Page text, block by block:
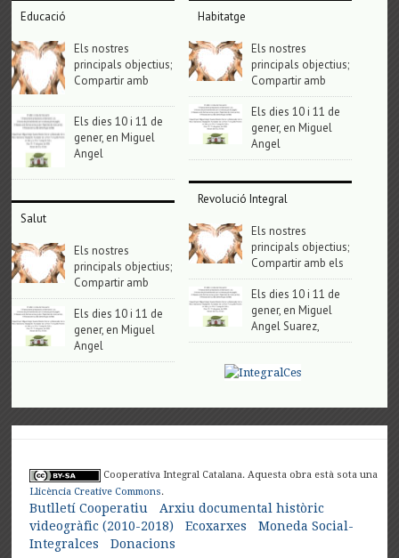
Educació
Els nostres
principals objectius;
Compartir amb
Els dies 10 i 11 de
gener, en Miguel
Angel
Salut
Els nostres
principals objectius;
Compartir amb
Els dies 10 i 11 de
gener, en Miguel
Angel
Habitatge
Els nostres
principals objectius;
Compartir amb
Els dies 10 i 11 de
gener, en Miguel
Angel
Revolució Integral
Els nostres
principals objectius;
Compartir amb els
Els dies 10 i 11 de
gener, en Miguel
Angel Suarez,
Cooperativa Integral Catalana. Aquesta obra està sota una
Llicència Creative Commons.
Butlletí Cooperatiu
Arxiu documental històric
videogràfic (2010-2018)
Ecoxarxes
Moneda Social-
Integralces
Donacions